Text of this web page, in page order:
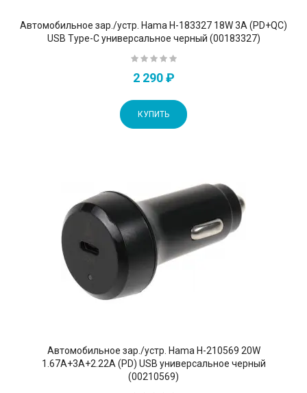
Автомобильное зар./устр. Hama H-183327 18W 3A (PD+QC)
USB Type-C универсальное черный (00183327)
2 290 ₽
КУПИТЬ
Автомобильное зар./устр. Hama H-210569 20W
1.67A+3A+2.22A (PD) USB универсальное черный
(00210569)